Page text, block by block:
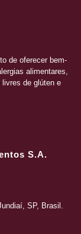
de oferecer bem-
alimentares,
de glúten e
S.A.
SP, Brasil.